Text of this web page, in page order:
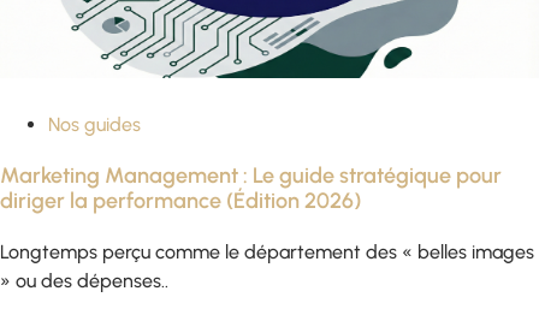
Nos guides
Marketing Management : Le guide stratégique pour
diriger la performance (Édition 2026)
Longtemps perçu comme le département des « belles images
» ou des dépenses..